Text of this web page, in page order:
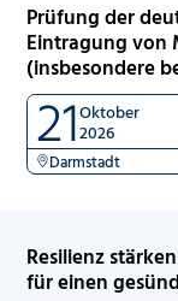
Prüfung der
Eintragung von
(insbesondere
21Oktober
2026
Darmstadt
Resilienz
für einen